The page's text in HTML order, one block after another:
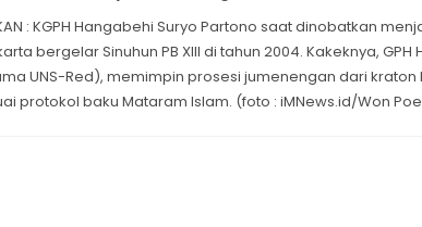
: KGPH Hangabehi Suryo Partono saat dinobatkan
bergelar Sinuhun PB XIII di tahun 2004. Kakeknya, GPH
UNS-Red), memimpin prosesi jumenengan dari kraton
protokol baku Mataram Islam. (foto : iMNews.id/Won